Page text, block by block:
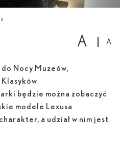
A A
do Nocy Muzeów,
będzie można zobaczyć
modele Lexusa
a udział w nim jest